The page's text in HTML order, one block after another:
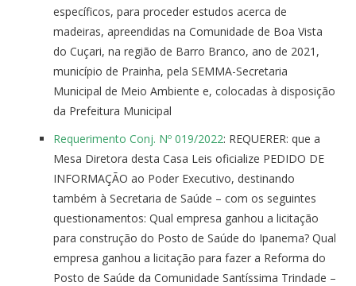
específicos, para proceder estudos acerca de
madeiras, apreendidas na Comunidade de Boa Vista
do Cuçari, na região de Barro Branco, ano de 2021,
município de Prainha, pela SEMMA-Secretaria
Municipal de Meio Ambiente e, colocadas à disposição
da Prefeitura Municipal
Requerimento Conj. Nº 019/2022: REQUERER: que a
Mesa Diretora desta Casa Leis oficialize PEDIDO DE
INFORMAÇÃO ao Poder Executivo, destinando
também à Secretaria de Saúde – com os seguintes
questionamentos: Qual empresa ganhou a licitação
para construção do Posto de Saúde do Ipanema? Qual
empresa ganhou a licitação para fazer a Reforma do
Posto de Saúde da Comunidade Santíssima Trindade –